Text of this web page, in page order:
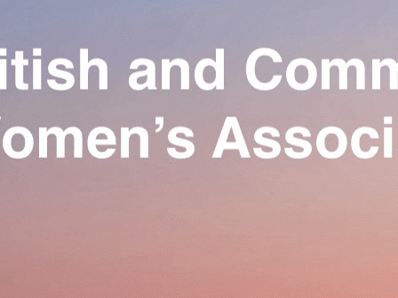
Exporter uniquement les colonnes affichées
Ajoutez un logo, un bouton, des réseaux sociaux
Our Association
Activities